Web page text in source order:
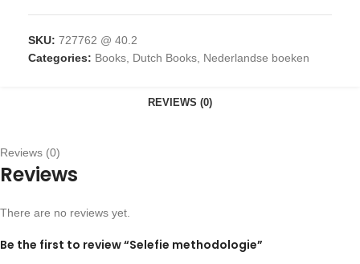
SKU: 727762 @ 40.2
Categories: Books, Dutch Books, Nederlandse boeken
REVIEWS (0)
Reviews (0)
Reviews
There are no reviews yet.
Be the first to review “Selefie methodologie”